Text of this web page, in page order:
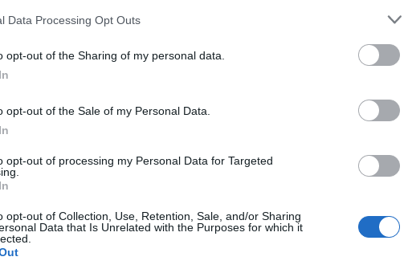
Data Processing Opt Outs
opt-out of the Sharing of my personal data.
opt-out of the Sale of my Personal Data.
opt-out of processing my Personal Data for Targeted
opt-out of Collection, Use, Retention, Sale, and/or Sharing
Data that Is Unrelated with the Purposes for which it
και πληροφόρησης
και συμβουλευτικής υποστήριξης για το σχεδιασμό της
εργασίας
και ερευνητικής κοινότητας του πανεπιστημίου.